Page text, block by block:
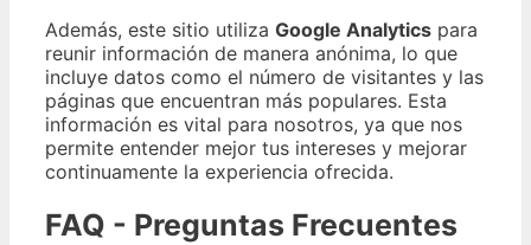
Además, este sitio utiliza Google Analytics para
reunir información de manera anónima, lo que
incluye datos como el número de visitantes y las
páginas que encuentran más populares. Esta
información es vital para nosotros, ya que nos
permite entender mejor tus intereses y mejorar
continuamente la experiencia ofrecida.
FAQ - Preguntas Frecuentes